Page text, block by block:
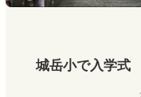
城岳小で入学式